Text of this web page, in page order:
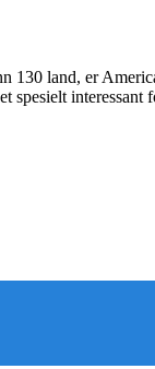
130 land, er
spesielt interessant